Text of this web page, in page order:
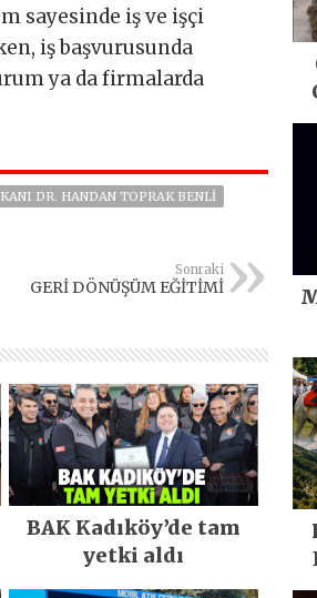
sayesinde iş ve işçi
iş başvurusunda
ya da firmalarda
DR. HANDAN TOPRAK BENLI
Sonraki
GERİ DÖNÜŞÜM EĞİTİMİ
BAK Kadıköy’de tam
yetki aldı